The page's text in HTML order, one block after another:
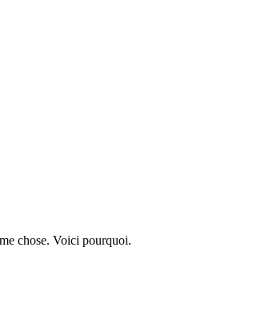
chose. Voici pourquoi.